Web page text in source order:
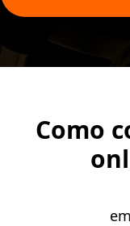
Como